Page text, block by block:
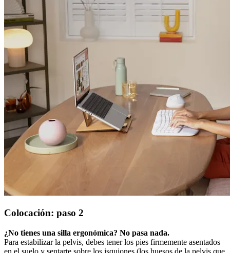
Colocación: paso 2
¿No tienes una silla ergonómica? No pasa nada.
Para estabilizar la pelvis, debes tener los pies firmemente asentados
en el suelo y sentarte sobre los isquiones (los huesos de la pelvis que